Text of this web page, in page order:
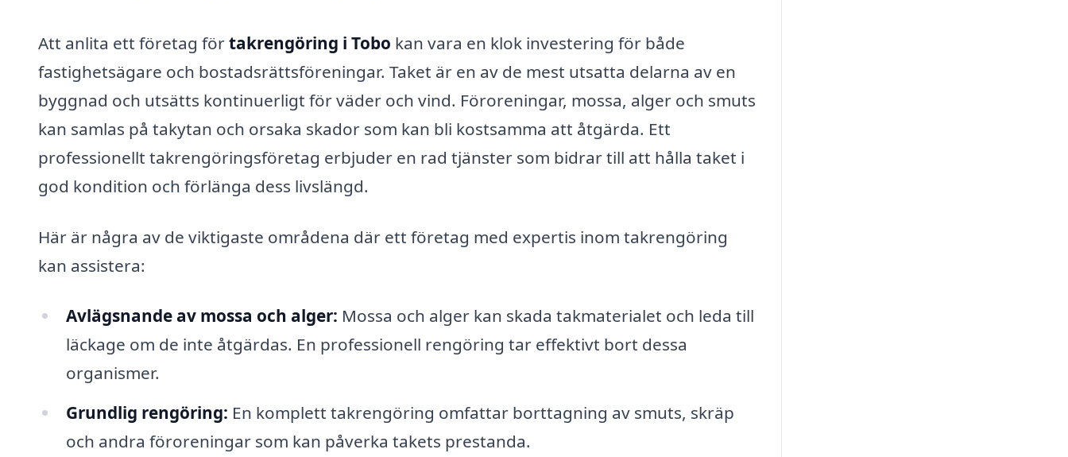
Att anlita ett företag förtakrengöring i Tobo kan vara en klok investering för både
fastighetsägare och bostadsrättsföreningar. Taket är en av de mest utsatta delarna av en
byggnad och utsätts kontinuerligt för väder och vind. Föroreningar, mossa, alger och smuts
kan samlas på takytan och orsaka skador som kan bli kostsamma att åtgärda. Ett
professionellt takrengöringsföretag erbjuder en rad tjänster som bidrar till att hålla taket i
god kondition och förlänga dess livslängd.
Här är några av de viktigaste områdena där ett företag med expertis inom takrengöring
kan assistera:
Avlägsnande av mossa och alger: Mossa och alger kan skada takmaterialet och leda till
läckage om de inte åtgärdas. En professionell rengöring tar effektivt bort dessa
organismer.
Grundlig rengöring: En komplett takrengöring omfattar borttagning av smuts, skräp
och andra föroreningar som kan påverka takets prestanda.